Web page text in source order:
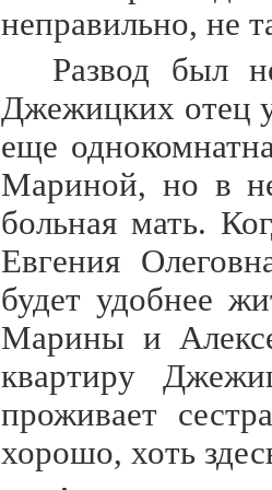
неправильно, не
Развод был
Джежицких отец
еще
Мариной, но в
больная мать.
Евгения
будет удобнее
Марины и
квартиру
проживает
хорошо, хоть